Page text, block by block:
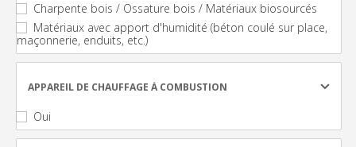
Charpente bois / Ossature bois / Matériaux biosourcés
Matériaux avec apport d'humidité (béton coulé sur place,
maçonnerie, enduits, etc.)
APPAREIL DE CHAUFFAGE À COMBUSTION
Oui